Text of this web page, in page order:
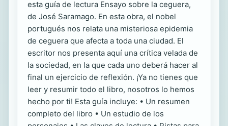
esta guía de lectura Ensayo sobre la ceguera,
de José Saramago. En esta obra, el nobel
portugués nos relata una misteriosa epidemia
de ceguera que afecta a toda una ciudad. El
escritor nos presenta aquí una crítica velada de
la sociedad, en la que cada uno deberá hacer al
final un ejercicio de reflexión. ¡Ya no tienes que
leer y resumir todo el libro, nosotros lo hemos
hecho por ti! Esta guía incluye: • Un resumen
completo del libro • Un estudio de los